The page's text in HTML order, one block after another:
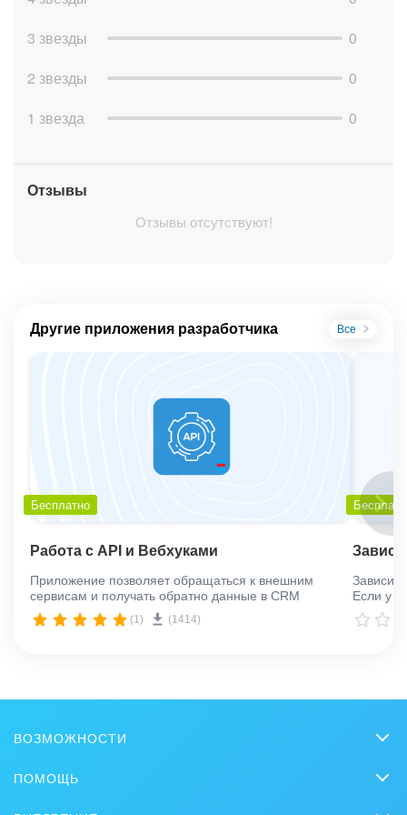
3 звезды
0
2 звезды
0
1 звезда
0
Отзывы
Отзывы отсутствуют!
Другие приложения разработчика Все
Бесплатно
Работа с API и Вебхуками
Приложение позволяет обращаться к внешним
сервисам и получать обратно данные в CRM
(1) (1414)
Если у
ВОЗМОЖНОСТИ
ПОМОЩЬ